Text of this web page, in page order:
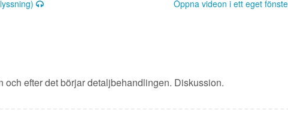
Öppna videon i ett eget
och efter det börjar detaljbehandlingen. Diskussion.